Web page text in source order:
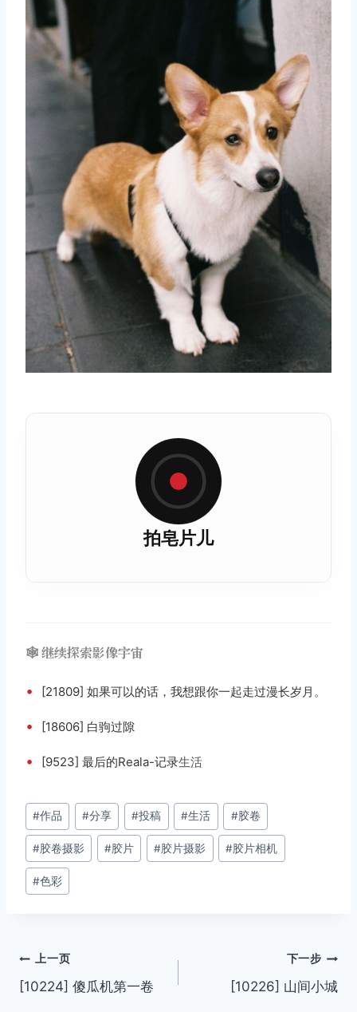
拍皂片儿
🕸️ 继续探索影像宇宙
• [21809] 如果可以的话，我想跟你一起走过漫长岁月。
• [18606] 白驹过隙
• [9523] 最后的Reala-记录生活
文
章
标
签：
#作品 #分享 #投稿 #生活 #胶卷
#胶卷摄影 #胶片 #胶片摄影 #胶片相机
#色彩
文
章
上一页
[10224] 傻瓜机第一卷
下一步
[10226] 山间小城